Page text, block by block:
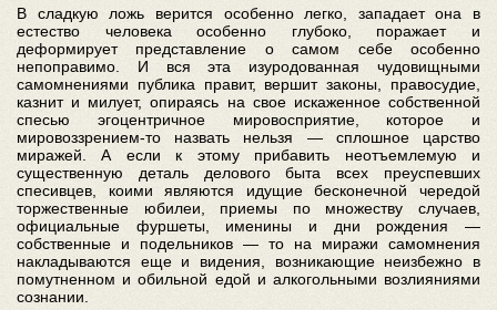
В сладкую ложь верится особенно легко, западает она в
естество человека особенно глубоко, поражает и
деформирует представление о самом себе особенно
непоправимо. И вся эта изуродованная чудовищными
самомнениями публика правит, вершит законы, правосудие,
казнит и милует, опираясь на свое искаженное собственной
спесью эгоцентричное мировосприятие, которое и
мировоззрением-то назвать нельзя — сплошное царство
миражей. А если к этому прибавить неотъемлемую и
существенную деталь делового быта всех преуспевших
спесивцев, коими являются идущие бесконечной чередой
торжественные юбилеи, приемы по множеству случаев,
официальные фуршеты, именины и дни рождения —
собственные и подельников — то на миражи самомнения
накладываются еще и видения, возникающие неизбежно в
помутненном и обильной едой и алкогольными возлияниями
сознании.